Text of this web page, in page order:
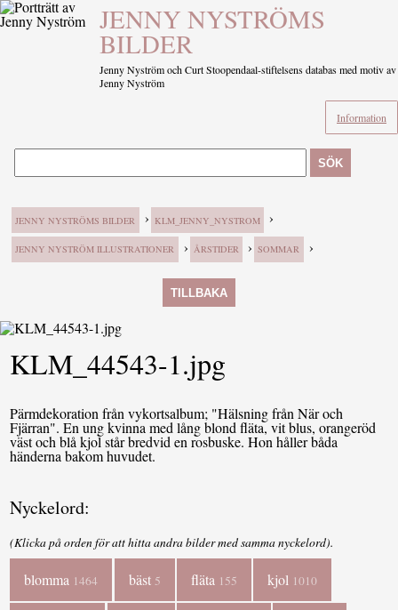
JENNY NYSTRÖMS
BILDER
Jenny Nyström och Curt Stoopendaal-stiftelsens databas med motiv av
Jenny Nyström
Information
SÖK
JENNY NYSTRÖMS BILDER › KLM_JENNY_NYSTROM ›
JENNY NYSTRÖM ILLUSTRATIONER › ÅRSTIDER › SOMMAR ›
TILLBAKA
KLM_44543-1.jpg
Pärmdekoration från vykortsalbum; "Hälsning från När och
Fjärran". En ung kvinna med lång blond fläta, vit blus, orangeröd
väst och blå kjol står bredvid en rosbuske. Hon håller båda
händerna bakom huvudet.
Nyckelord:
(Klicka på orden för att hitta andra bilder med samma nyckelord).
blomma 1464 bäst 5 fläta 155 kjol 1010